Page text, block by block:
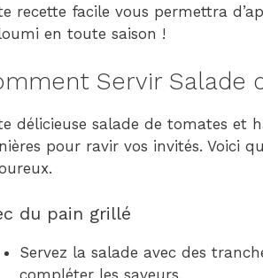
recette facile vous permettra
en toute saison !
Servir
délicieuse salade de tomates et
pour ravir vos invités. Voici
du pain grillé
Servez la salade avec des
compléter les saveurs.